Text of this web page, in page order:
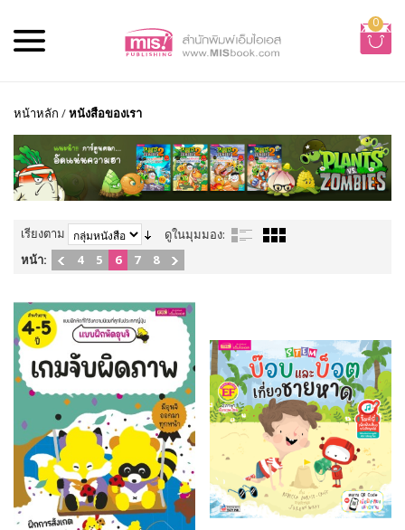
0
หน้าหลัก /หนังสือของเรา
เรียงตาม
ดูในมุมมอง:
หน้า:
4 5 6 7 8